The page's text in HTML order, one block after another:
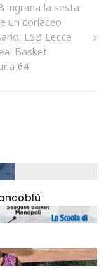
ingrana la sesta
un coriaceo
LSB Lecce
Basket
64